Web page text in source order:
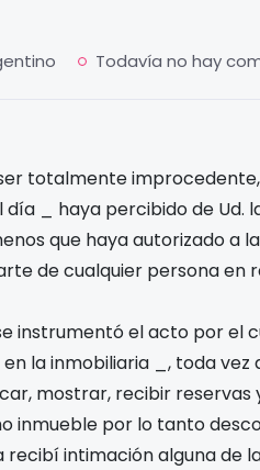
Todavía no hay
totalmente
día _ haya percibido de Ud.
que haya autorizado a
de cualquier persona en
instrumentó el acto por el
la inmobiliaria _, toda vez
mostrar, recibir
inmueble por lo tanto
recibí intimación alguna de